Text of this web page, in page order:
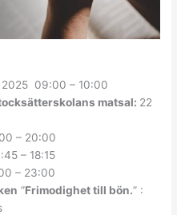
2025 09:00 – 10:00
matsal: 22
– 20:00
– 18:15
– 23:00
”Frimodighet till bön.” :